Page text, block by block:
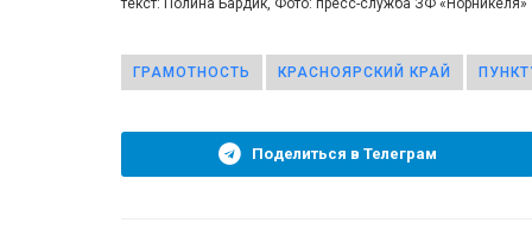
текст: Полина Бардик, Фото: пресс-служба ЗФ «Норникеля»
ГРАМОТНОСТЬ КРАСНОЯРСКИЙ КРАЙ
Поделиться в Телеграм